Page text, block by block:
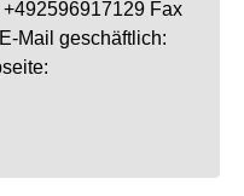
+492596917129 Fax
E-Mail geschäftlich:
: